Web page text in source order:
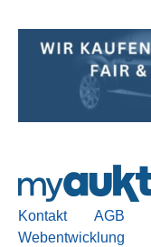
Kontakt AGB
Webentwicklung